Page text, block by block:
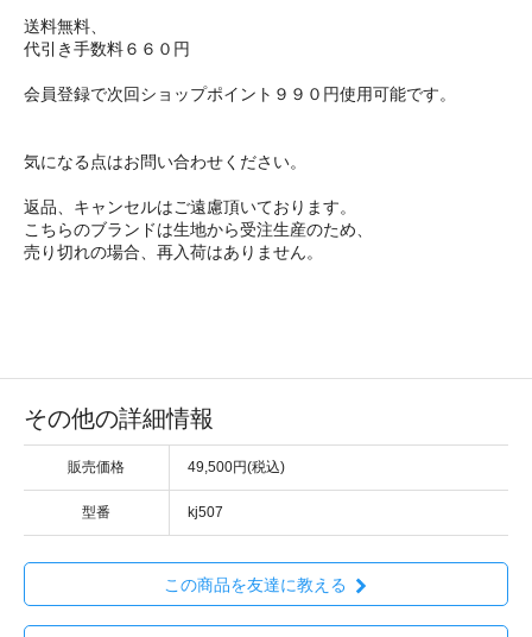
送料無料、
代引き手数料６６０円
会員登録で次回ショップポイント９９０円使用可能です。
気になる点はお問い合わせください。
返品、キャンセルはご遠慮頂いております。
こちらのブランドは生地から受注生産のため、
売り切れの場合、再入荷はありません。
その他の詳細情報
販売価格 49,500円(税込)
型番 kj507
この商品を友達に教える